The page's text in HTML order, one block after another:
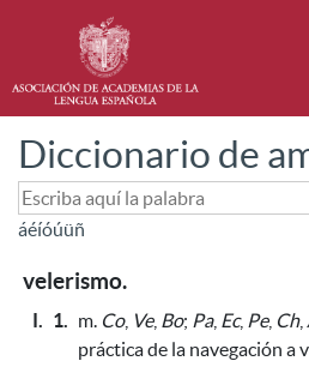
Diccionario de
áéíóúüñ
velerismo.
I. 1. m. Co, Ve, Bo; Pa, Ec, Pe, Ch,
práctica de la navegación a